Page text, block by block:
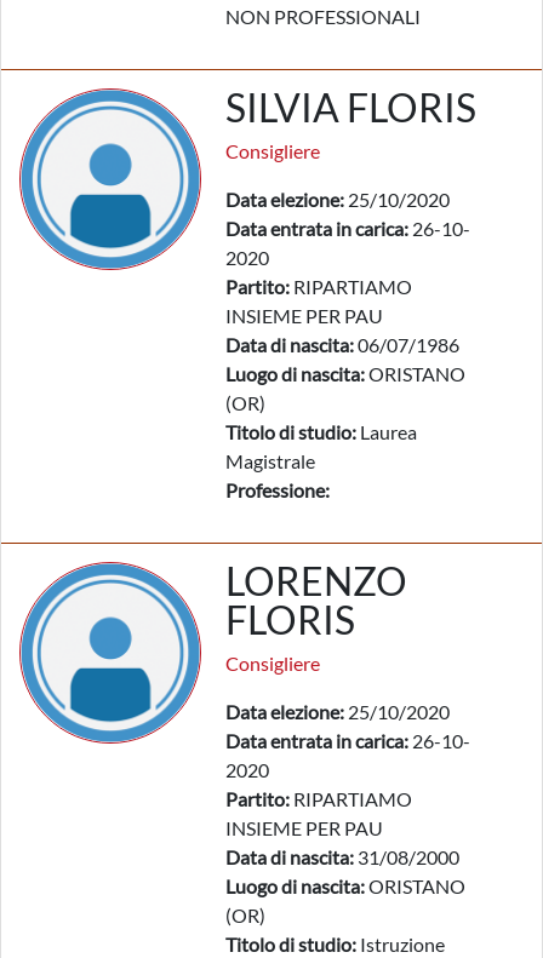
NON PROFESSIONALI
SILVIA FLORIS
Consigliere
Data elezione: 25/10/2020
Data entrata in carica: 26-10-
2020
Partito: RIPARTIAMO
INSIEME PER PAU
Data di nascita:06/07/1986
Luogo di nascita:ORISTANO
(OR)
Titolo di studio: Laurea
Magistrale
Professione:
LORENZO
FLORIS
Consigliere
Data elezione: 25/10/2020
Data entrata in carica: 26-10-
2020
Partito: RIPARTIAMO
INSIEME PER PAU
Data di nascita: 31/08/2000
Luogo di nascita:ORISTANO
(OR)
Titolo di studio: Istruzione